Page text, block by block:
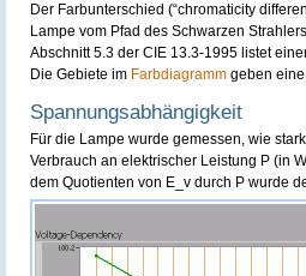
Der Farbunterschied (“chromaticity
Lampe vom Pfad des Schwarzen
Abschnitt 5.3 der CIE 13.3-1995 listet
Die Gebiete im Farbdiagramm geben
Spannungsabhängigkeit
Für die Lampe wurde gemessen, wie
Verbrauch an elektrischer Leistung P (in
dem Quotienten von E_v durch P wurde